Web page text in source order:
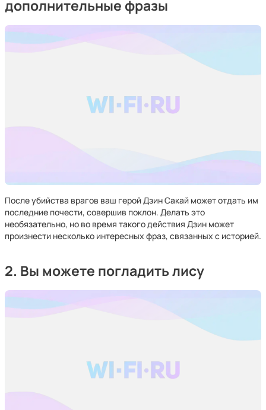
дополнительные фразы
После убийства врагов ваш герой Дзин Сакай может отдать им
последние почести, совершив поклон. Делать это
необязательно, но во время такого действия Дзин может
произнести несколько интересных фраз, связанных с историей.
2. Вы можете погладить лису